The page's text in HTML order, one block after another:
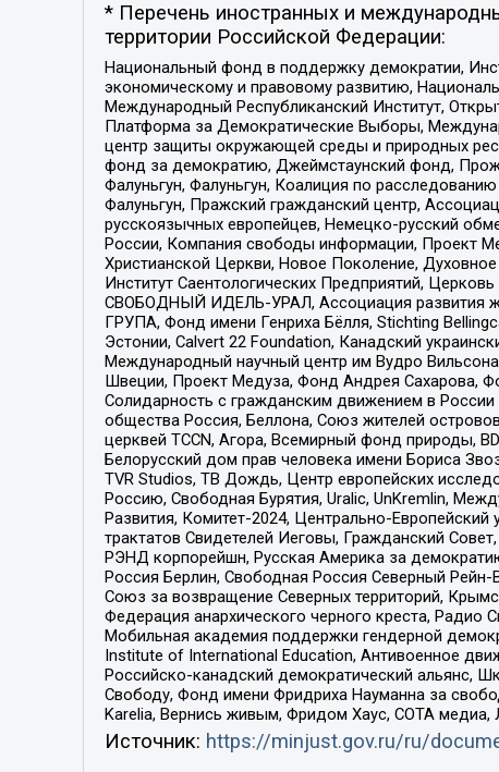
* Перечень иностранных и
территории Российской Федерации:
Национальный фонд в поддержку демократии,
экономическому и правовому развитию,
Международный Республиканский Институт,
Платформа за Демократические Выборы,
центр защиты окружающей среды и природных
фонд за демократию, Джеймстаунский фонд,
Фалуньгун, Фалуньгун, Коалиция по
Фалуньгун, Пражский гражданский центр,
русскоязычных европейцев, Немецко-русский
России, Компания свободы информации, Проект
Христианской Церкви, Новое Поколение,
Институт Саентологических Предприятий,
СВОБОДНЫЙ ИДЕЛЬ-УРАЛ, Ассоциация развития
ГРУПА, Фонд имени Генриха Бёлля, Stichting
Эстонии, Calvert 22 Foundation, Канадский
Международный научный центр им Вудро
Швеции, Проект Медуза, Фонд Андрея Сахарова,
Солидарность с гражданским движением в России
общества Россия, Беллона, Союз жителей
церквей TCCN, Агора, Всемирный фонд природы,
Белорусский дом прав человека имени Бориса
TVR Studios, ТВ Дождь, Центр европейских
Россию, Свободная Бурятия, Uralic, UnKremlin,
Развития, Комитет-2024, Центрально-
трактатов Свидетелей Иеговы, Гражданский
РЭНД корпорейшн, Русская Америка за
Россия Берлин, Свободная Россия Северный
Союз за возвращение Северных территорий,
Федерация анархического черного креста,
Мобильная академия поддержки гендерной
Institute of International Education, Антивоенное
Российско-канадский демократический альянс,
Свободу, Фонд имени Фридриха Науманна за
Karelia, Вернись живым, Фридом Хаус, СОТА медиа,
Источник: https://minjust.gov.ru/ru/